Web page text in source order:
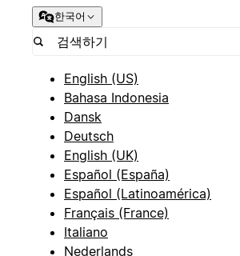
한국어
English (US)
Bahasa Indonesia
Dansk
Deutsch
English (UK)
Español (España)
Español (Latinoamérica)
Français (France)
Italiano
Nederlands